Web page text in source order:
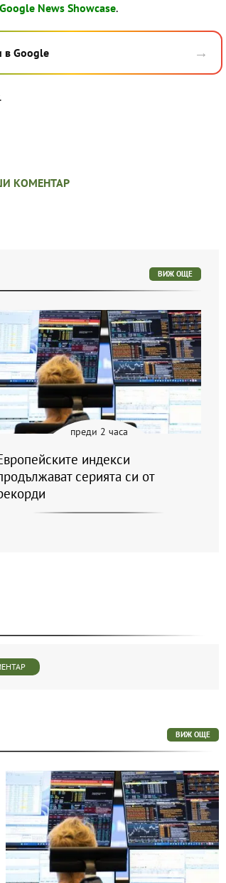
Google News Showcase.
в Google →
КОМЕНТАР
ВИЖ ОЩЕ
преди 2 часа
индекси
серията си от
ВИЖ ОЩЕ